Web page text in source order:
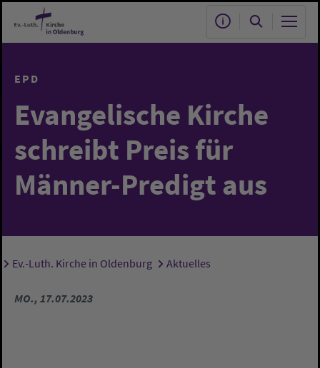
Zum Hauptinhalt springen
EPD
Evangelische Kirche
schreibt Preis für
Männer-Predigt aus
Sie sind hier:
Ev.-Luth. Kirche in Oldenburg Aktuelles
MO., 17.07.2023